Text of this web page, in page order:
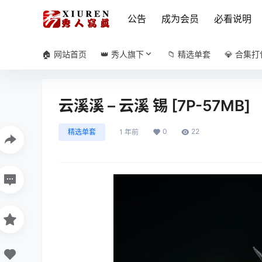
公告 成为会员 必看说明
🏠 网站首页 👑 秀人旗下 📁 精选单套 💎 合集打
云溪溪 – 云溪 锡 [7P-57MB]
精选单套 1 年前 0 22